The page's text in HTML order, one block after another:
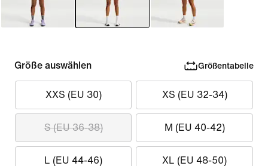
Größe auswählen Größentabelle
XXS (EU 30) XS (EU 32-34)
S (EU 36-38) M (EU 40-42)
L (EU 44-46) XL (EU 48-50)